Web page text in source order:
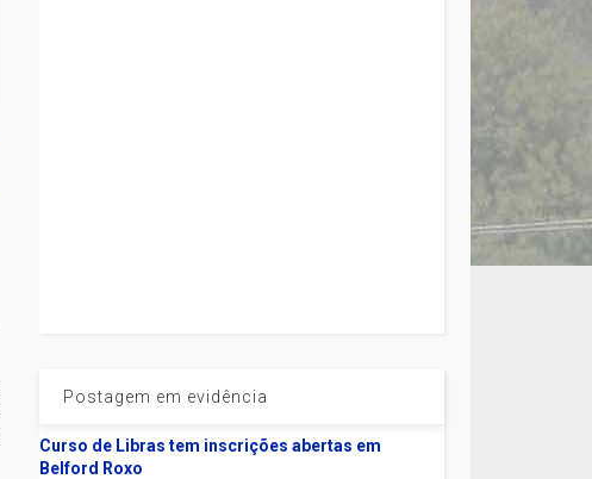
Postagem em evidência
Curso de Libras tem inscrições abertas em
Belford Roxo